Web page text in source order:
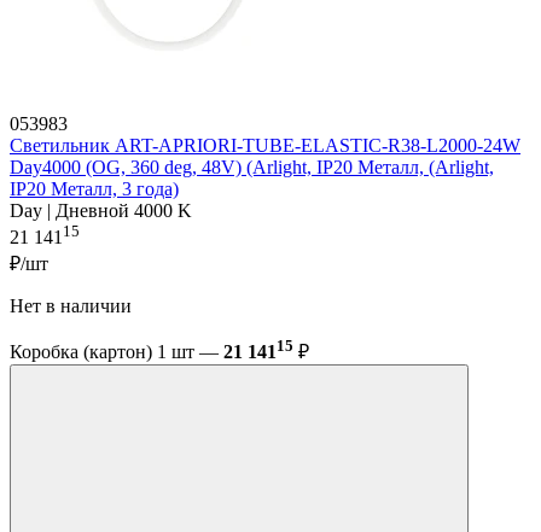
053983
Светильник ART-APRIORI-TUBE-ELASTIC-R38-L2000-24W
Day4000 (OG, 360 deg, 48V) (Arlight, IP20 Металл, (Arlight,
IP20 Металл, 3 года)
Day | Дневной 4000 K
21 14115
₽/шт
Нет в наличии
Коробка (картон) 1 шт — 21 141 15 ₽